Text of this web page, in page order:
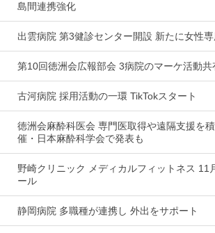
島間連携強化
出雲病院 第3健診センター開設 新たに女性
第10回徳洲会広報部会 3病院のマーケ活動共
古河病院 採用活動の一環 TikTokスタート
徳洲会麻酔科医会 専門医取得や遠隔支援を
催・日本麻酔科学会で発表も
野崎クリニック メディカルフィットネス 11
ール
静岡病院 多職種が連携し 外出をサポート